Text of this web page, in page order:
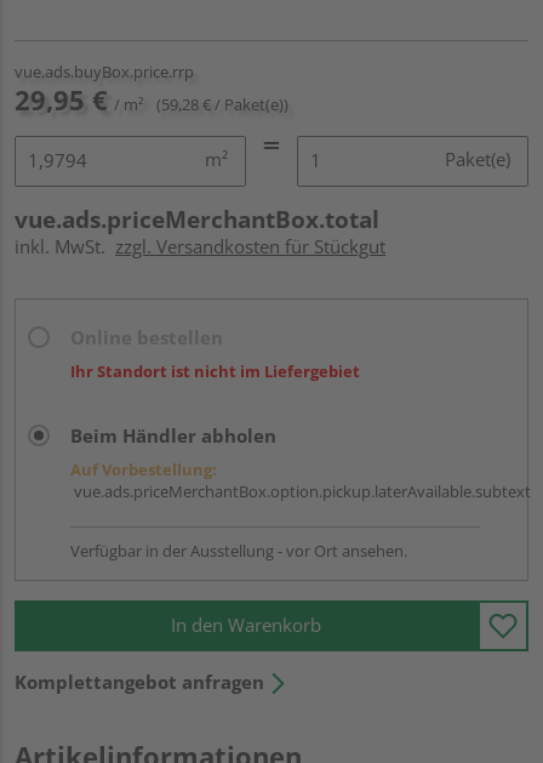
vue.ads.buyBox.price.rrp
29,95 € / m² (59,28 € / Paket(e))
m² Paket(e)
vue.ads.priceMerchantBox.total
inkl. MwSt. zzgl. Versandkosten für Stückgut
Ihr Standort ist nicht im Liefergebiet
Beim Händler abholen
Auf Vorbestellung:
vue.ads.priceMerchantBox.option.pickup.laterAvailable.subtext
Verfügbar in der Ausstellung - vor Ort ansehen.
In den Warenkorb
Komplettangebot anfragen
Artikelinformationen